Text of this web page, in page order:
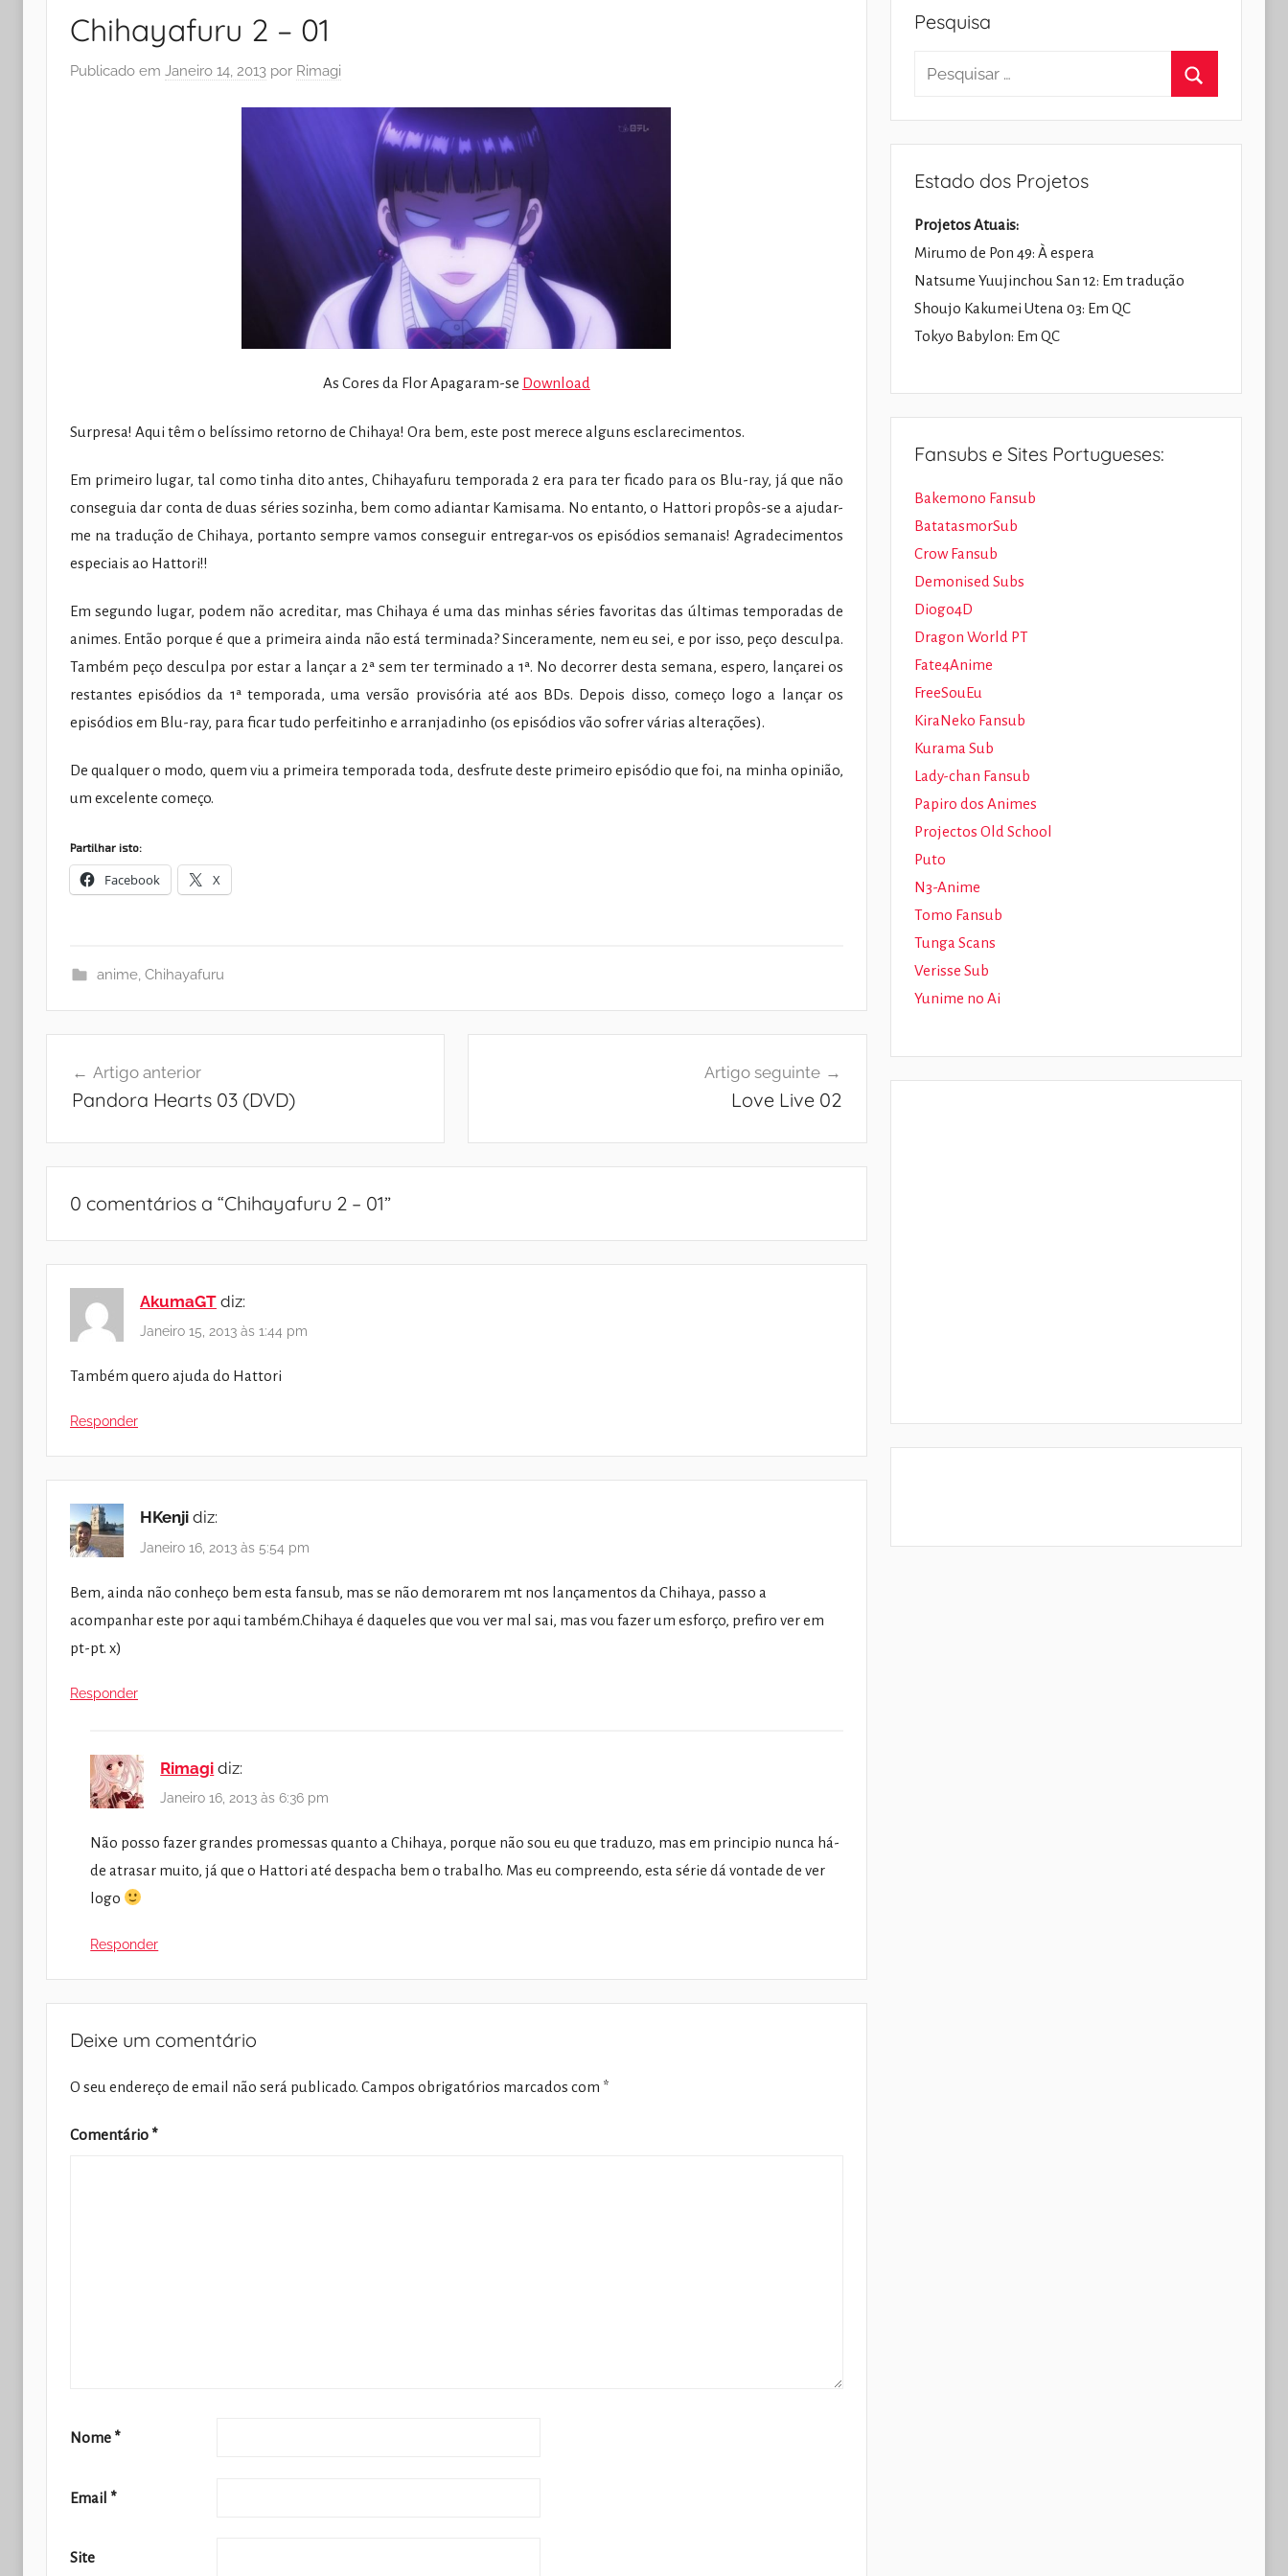
Chihayafuru 2 – 01
Publicado em Janeiro 14, 2013 por Rimagi
As Cores da Flor Apagaram-se Download
Surpresa! Aqui têm o belíssimo retorno de Chihaya! Ora bem, este post merece alguns esclarecimentos.
Em primeiro lugar, tal como tinha dito antes, Chihayafuru temporada 2 era para ter ficado para os Blu-ray, já que não
conseguia dar conta de duas séries sozinha, bem como adiantar Kamisama. No entanto, o Hattori propôs-se a ajudar-
me na tradução de Chihaya, portanto sempre vamos conseguir entregar-vos os episódios semanais! Agradecimentos
especiais ao Hattori!!
Em segundo lugar, podem não acreditar, mas Chihaya é uma das minhas séries favoritas das últimas temporadas de
animes. Então porque é que a primeira ainda não está terminada? Sinceramente, nem eu sei, e por isso, peço desculpa.
Também peço desculpa por estar a lançar a 2ª sem ter terminado a 1ª. No decorrer desta semana, espero, lançarei os
restantes episódios da 1ª temporada, uma versão provisória até aos BDs. Depois disso, começo logo a lançar os
episódios em Blu-ray, para ficar tudo perfeitinho e arranjadinho (os episódios vão sofrer várias alterações).
De qualquer o modo, quem viu a primeira temporada toda, desfrute deste primeiro episódio que foi, na minha opinião,
um excelente começo.
Partilhar isto:
Facebook X
anime, Chihayafuru
Artigo anterior
Pandora Hearts 03 (DVD)
Artigo seguinte
Love Live 02
0 comentários a “Chihayafuru 2 – 01”
AkumaGT diz:
Janeiro 15, 2013 às 1:44 pm
Também quero ajuda do Hattori
Responder
HKenji diz:
Janeiro 16, 2013 às 5:54 pm
Bem, ainda não conheço bem esta fansub, mas se não demorarem mt nos lançamentos da Chihaya, passo a
acompanhar este por aqui também.Chihaya é daqueles que vou ver mal sai, mas vou fazer um esforço, prefiro ver em
pt-pt. x)
Responder
Rimagi diz:
Janeiro 16, 2013 às 6:36 pm
Não posso fazer grandes promessas quanto a Chihaya, porque não sou eu que traduzo, mas em principio nunca há-
de atrasar muito, já que o Hattori até despacha bem o trabalho. Mas eu compreendo, esta série dá vontade de ver
logo
Responder
Deixe um comentário
O seu endereço de email não será publicado. Campos obrigatórios marcados com *
Comentário *
Nome *
Email *
Site
Pesquisa
Pesquisar
Estado dos Projetos
Projetos Atuais:
Mirumo de Pon 49: À espera
Natsume Yuujinchou San 12: Em tradução
Shoujo Kakumei Utena 03: Em QC
Tokyo Babylon: Em QC
Fansubs e Sites Portugueses:
Bakemono Fansub
BatatasmorSub
Crow Fansub
Demonised Subs
Diogo4D
Dragon World PT
Fate4Anime
FreeSouEu
KiraNeko Fansub
Kurama Sub
Lady-chan Fansub
Papiro dos Animes
Projectos Old School
Puto
N3-Anime
Tomo Fansub
Tunga Scans
Verisse Sub
Yunime no Ai